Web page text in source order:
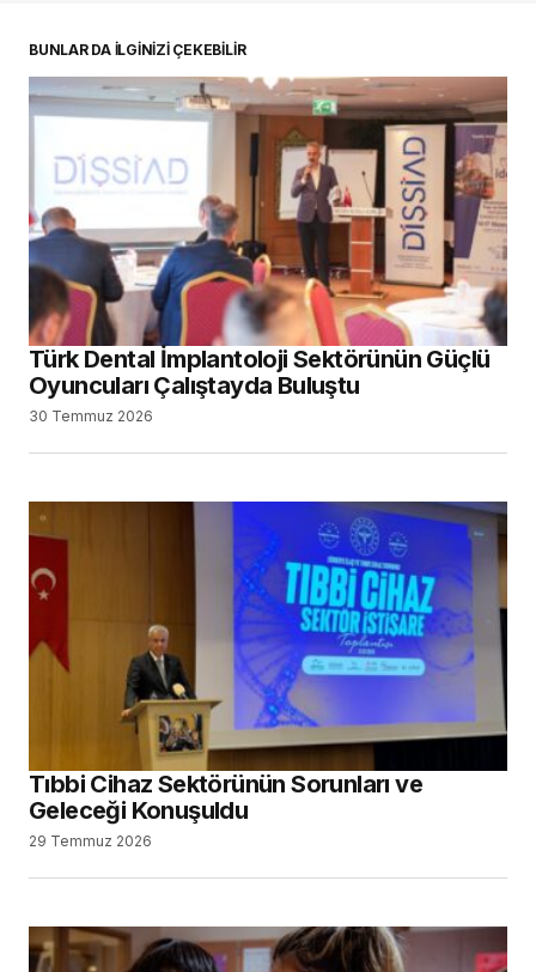
BUNLAR DA İLGİNİZİ ÇEKEBİLİR
Türk Dental İmplantoloji Sektörünün Güçlü
Oyuncuları Çalıştayda Buluştu
30 Temmuz 2026
Tıbbi Cihaz Sektörünün Sorunları ve
Geleceği Konuşuldu
29 Temmuz 2026